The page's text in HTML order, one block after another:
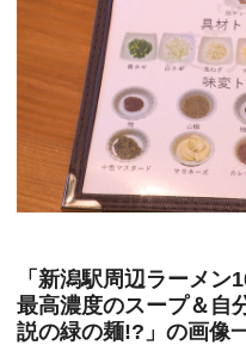
「新潟駅周辺ラーメ
最高濃度のスープ＆自
説の緑の麺!?」の画像